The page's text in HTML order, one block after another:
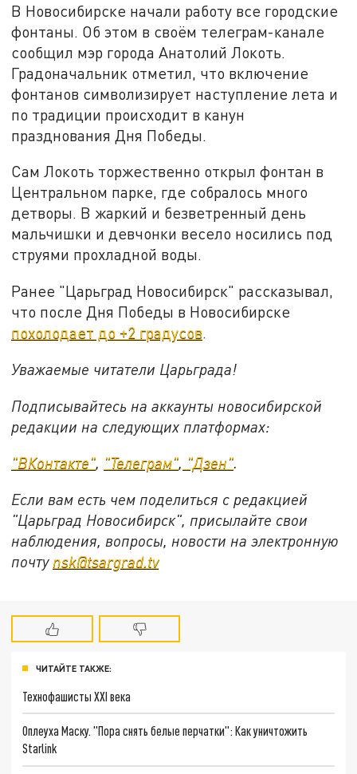
В Новосибирске начали работу все городские
фонтаны. Об этом в своём телеграм-канале
сообщил мэр города Анатолий Локоть.
Градоначальник отметил, что включение
фонтанов символизирует наступление лета и
по традиции происходит в канун
празднования Дня Победы.
Сам Локоть торжественно открыл фонтан в
Центральном парке, где собралось много
детворы. В жаркий и безветренный день
мальчишки и девчонки весело носились под
струями прохладной воды.
Ранее "Царьград Новосибирск" рассказывал,
что после Дня Победы в Новосибирске
похолодает до +2 градусов.
Уважаемые читатели Царьграда!
Подписывайтесь на аккаунты новосибирской
редакции на следующих платформах:
"ВКонтакте", "Телеграм", "Дзен".
Если вам есть чем поделиться с редакцией
"Царьград Новосибирск", присылайте свои
наблюдения, вопросы, новости на электронную
почту nsk@tsargrad.tv
ЧИТАЙТЕ ТАКЖЕ:
Технофашисты XXI века
Оплеуха Маску. "Пора снять белые перчатки": Как уничтожить
Starlink